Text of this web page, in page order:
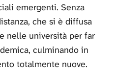
emergenti. Senza
che si è diffusa
nelle università per far
culminando in
totalmente nuove.